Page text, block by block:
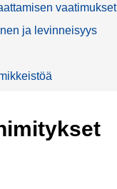
vaatimukset
ja levinneisyys